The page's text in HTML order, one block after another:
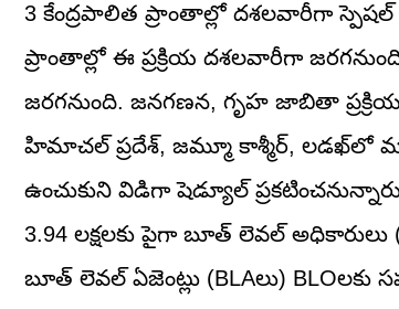
3 కేంద్రపాలిత ప్రాంతాల్లో దశలవారీగా
ప్రాంతాల్లో ఈ ప్రక్రియ దశలవారీగా
జరగనుంది. జనగణన, గృహ జాబితా
హిమాచల్ ప్రదేశ్, జమ్మూ కాశ్మీర్, లడఖ్‌లో
ఉంచుకుని విడిగా షెడ్యూల్
3.94 లక్షలకు పైగా బూత్ లెవల్
బూత్ లెవల్ ఏజెంట్లు (BLAలు)